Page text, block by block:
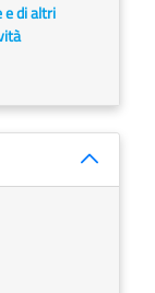
e di altri